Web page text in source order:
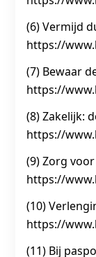
(6) Vermijd
https://
(7) Bewaar
https://
(8) Zakelijk:
https://
(9) Zorg
https://
(10)
https://
(11) Bij